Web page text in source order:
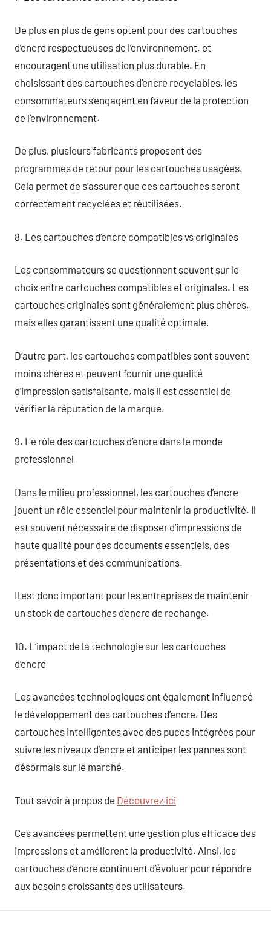
De plus en plus de gens optent pour des cartouches
d’encre respectueuses de l’environnement. et
encouragent une utilisation plus durable. En
choisissant des cartouches d’encre recyclables, les
consommateurs s’engagent en faveur de la protection
de l’environnement.
De plus, plusieurs fabricants proposent des
programmes de retour pour les cartouches usagées.
Cela permet de s’assurer que ces cartouches seront
correctement recyclées et réutilisées.
8. Les cartouches d’encre compatibles vs originales
Les consommateurs se questionnent souvent sur le
choix entre cartouches compatibles et originales. Les
cartouches originales sont généralement plus chères,
mais elles garantissent une qualité optimale.
D’autre part, les cartouches compatibles sont souvent
moins chères et peuvent fournir une qualité
d’impression satisfaisante, mais il est essentiel de
vérifier la réputation de la marque.
9. Le rôle des cartouches d’encre dans le monde
professionnel
Dans le milieu professionnel, les cartouches d’encre
jouent un rôle essentiel pour maintenir la productivité. Il
est souvent nécessaire de disposer d’impressions de
haute qualité pour des documents essentiels, des
présentations et des communications.
Il est donc important pour les entreprises de maintenir
un stock de cartouches d’encre de rechange.
10. L’impact de la technologie sur les cartouches
d’encre
Les avancées technologiques ont également influencé
le développement des cartouches d’encre. Des
cartouches intelligentes avec des puces intégrées pour
suivre les niveaux d’encre et anticiper les pannes sont
désormais sur le marché.
Tout savoir à propos de Découvrez ici
Ces avancées permettent une gestion plus efficace des
impressions et améliorent la productivité. Ainsi, les
cartouches d’encre continuent d’évoluer pour répondre
aux besoins croissants des utilisateurs.